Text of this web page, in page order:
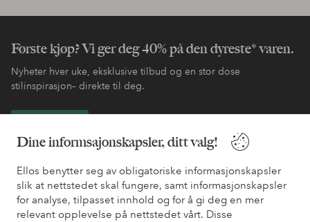
Dine informsajonskapsler, ditt valg!
Ellos benytter seg av obligatoriske informasjonskapsler
slik at nettstedet skal fungere, samt informasjonskapsler
for analyse, tilpasset innhold og for å gi deg en mer
relevant opplevelse på nettstedet vårt. Disse
Første kjøp? Vi ger deg 40% på den dyreste* varen.
Nyheter hver uke, eksklusive tilbud og en stor dose
stilinspirasjon– direkte til deg.
Trenger du hjelp?